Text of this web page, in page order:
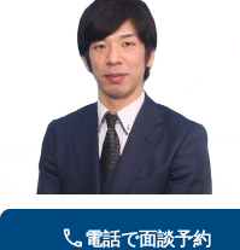
電話で面談予約